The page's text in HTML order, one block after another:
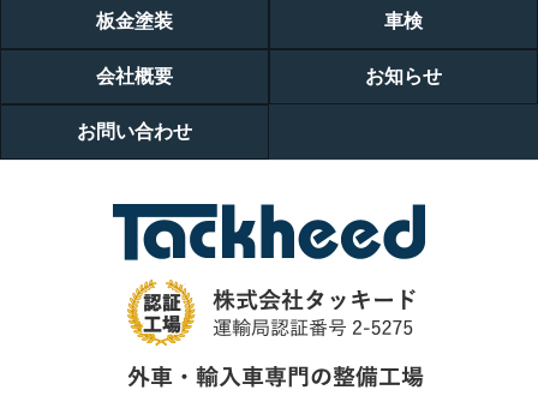
板金塗装 車検
会社概要 お知らせ
お問い合わせ